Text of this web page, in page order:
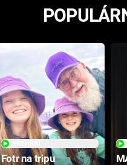
Fotr na tripu